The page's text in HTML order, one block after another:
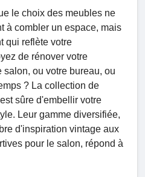
le choix des meubles ne
à combler un espace, mais
qui reflète votre
de rénover votre
salon, ou votre bureau, ou
? La collection de
sûre d'embellir votre
Leur gamme diversifiée,
d'inspiration vintage aux
pour le salon, répond à